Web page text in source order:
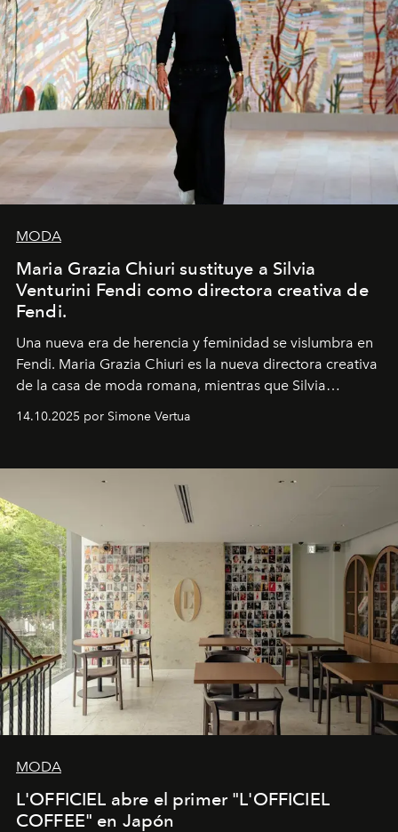
MODA
Maria Grazia Chiuri sustituye a Silvia
Venturini Fendi como directora creativa de
Fendi.
Una nueva era de herencia y feminidad se vislumbra en
Fendi. Maria Grazia Chiuri es la nueva directora creativa
de la casa de moda romana, mientras que Silvia
14.10.2025 por Simone Vertua
MODA
L'OFFICIEL abre el primer "L'OFFICIEL
COFFEE" en Japón